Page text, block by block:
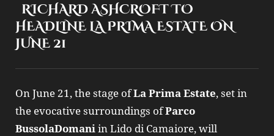
RICHARD ASHCROFT TO
HEADLINE LA PRIMA ESTATE ON
JUNE 21
On June 21, the stage ofLa Prima Estate, set in
the evocative surroundings ofParco
BussolaDomani in Lido di Camaiore, will